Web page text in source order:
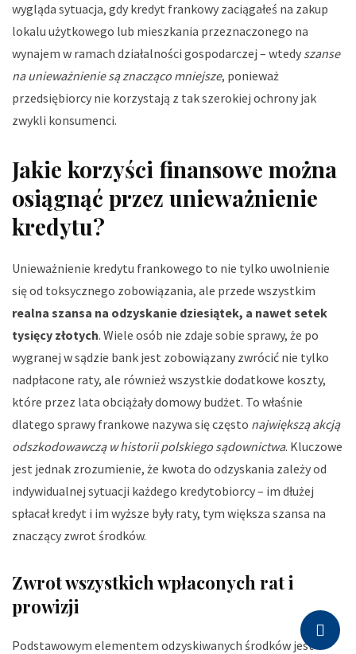
wygląda sytuacja, gdy kredyt frankowy zaciągałeś na zakup
lokalu użytkowego lub mieszkania przeznaczonego na
wynajem w ramach działalności gospodarczej – wtedy szanse
na unieważnienie są znacząco mniejsze, ponieważ
przedsiębiorcy nie korzystają z tak szerokiej ochrony jak
zwykli konsumenci.
Jakie korzyści finansowe można
osiągnąć przez unieważnienie
kredytu?
Unieważnienie kredytu frankowego to nie tylko uwolnienie
się od toksycznego zobowiązania, ale przede wszystkim
realna szansa na odzyskanie dziesiątek, a nawet setek
tysięcy złotych. Wiele osób nie zdaje sobie sprawy, że po
wygranej w sądzie bank jest zobowiązany zwrócić nie tylko
nadpłacone raty, ale również wszystkie dodatkowe koszty,
które przez lata obciążały domowy budżet. To właśnie
dlatego sprawy frankowe nazywa się często największą akcją
odszkodowawczą w historii polskiego sądownictwa. Kluczowe
jest jednak zrozumienie, że kwota do odzyskania zależy od
indywidualnej sytuacji każdego kredytobiorcy – im dłużej
spłacał kredyt i im wyższe były raty, tym większa szansa na
znaczący zwrot środków.
Zwrot wszystkich wpłaconych rat i
prowizji
Podstawowym elementem odzyskiwanych środków jest